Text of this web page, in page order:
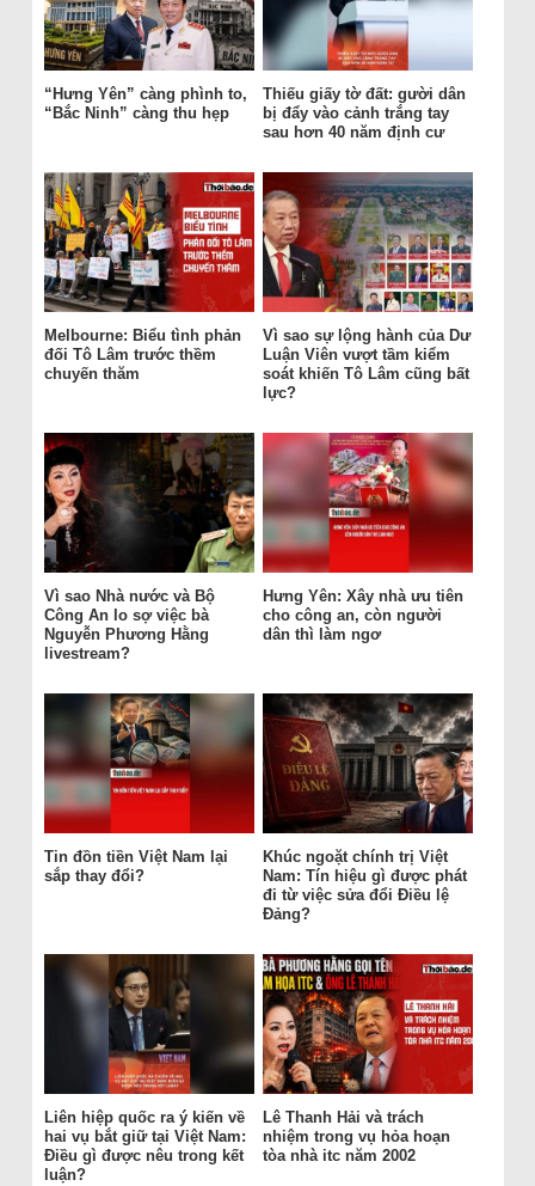
“Hưng Yên” càng phình to,
“Bắc Ninh” càng thu hẹp
Thiếu giấy tờ đất: gười dân
bị đẩy vào cảnh trắng tay
sau hơn 40 năm định cư
Melbourne: Biểu tình phản
đối Tô Lâm trước thềm
chuyến thăm
Vì sao sự lộng hành của Dư
Luận Viên vượt tầm kiểm
soát khiến Tô Lâm cũng bất
lực?
Vì sao Nhà nước và Bộ
Công An lo sợ việc bà
Nguyễn Phương Hằng
livestream?
Hưng Yên: Xây nhà ưu tiên
cho công an, còn người
dân thì làm ngơ
Tin đồn tiền Việt Nam lại
sắp thay đổi?
Khúc ngoặt chính trị Việt
Nam: Tín hiệu gì được phát
đi từ việc sửa đổi Điều lệ
Đảng?
Liên hiệp quốc ra ý kiến về
hai vụ bắt giữ tại Việt Nam:
Điều gì được nêu trong kết
luận?
Lê Thanh Hải và trách
nhiệm trong vụ hỏa hoạn
tòa nhà itc năm 2002